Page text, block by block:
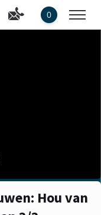
0
Hou van